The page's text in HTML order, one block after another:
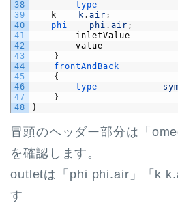
38
39
40
41
42
43
44
45
46
47
48
type
k
k . air ;
phi phi . air ;
inletValue
value
}
frontAndBack
{
type
}
}
冒頭のヘッダー部分は「
を確認します。
outletは「phi phi.air」「k
す